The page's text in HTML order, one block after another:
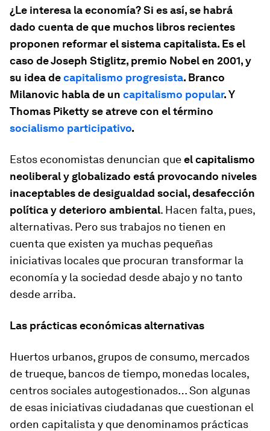
¿Le interesa la economía? Si es así, se habrá
dado cuenta de que muchos libros recientes
proponen reformar el sistema capitalista. Es el
caso de Joseph Stiglitz, premio Nobel en 2001, y
su idea decapitalismo progresista. Branco
Milanovic habla de un capitalismo popular. Y
Thomas Piketty se atreve con el término
socialismo participativo.
Estos economistas denuncian queel capitalismo
neoliberal y globalizado está provocando niveles
inaceptables de desigualdad social, desafección
política y deterioro ambiental. Hacen falta, pues,
alternativas. Pero sus trabajos no tienen en
cuenta que existen ya muchas pequeñas
iniciativas locales que procuran transformar la
economía y la sociedad desde abajo y no tanto
desde arriba.
Las prácticas económicas alternativas
Huertos urbanos, grupos de consumo, mercados
de trueque, bancos de tiempo, monedas locales,
centros sociales autogestionados… Son algunas
de esas iniciativas ciudadanas que cuestionan el
orden capitalista y que denominamos prácticas